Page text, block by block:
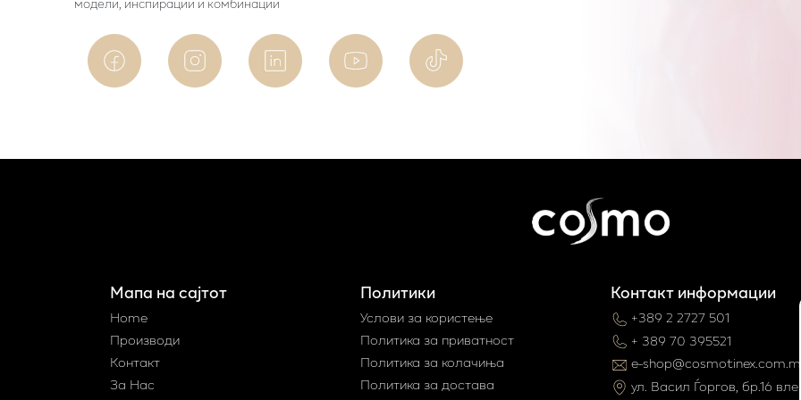
Мапа на сајтот
Home
Производи
Контакт
За Нас
Политики
Услови за користење
Политика за приватност
Политика за колачиња
Политика за достава
Контакт информации
+389 2 2727 501
+ 389 70 395521
e-shop@cosmotinex.com.mk
ул. Васил Ѓоргов, бр.16 влез